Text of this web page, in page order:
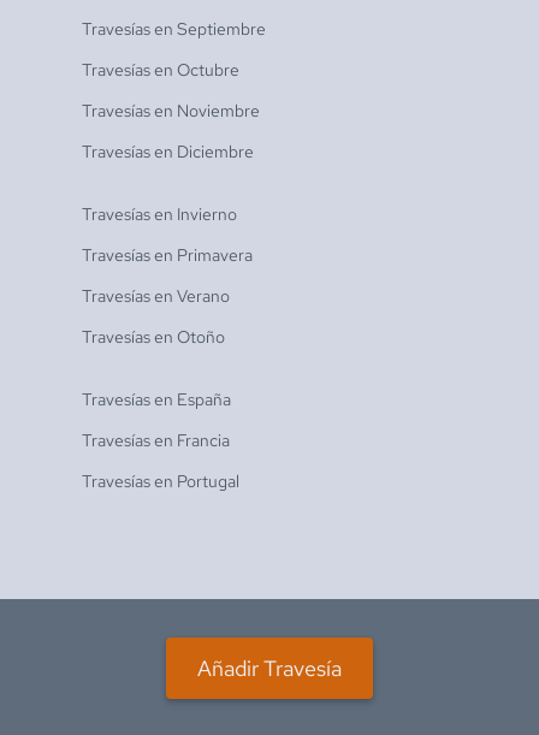
Travesías en Septiembre
Travesías en Octubre
Travesías en Noviembre
Travesías en Diciembre
Travesías en Invierno
Travesías en Primavera
Travesías en Verano
Travesías en Otoño
Travesías en España
Travesías en Francia
Travesías en Portugal
Añadir Travesía